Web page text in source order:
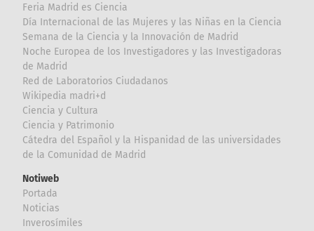
Feria Madrid es Ciencia
Día Internacional de las Mujeres y las Niñas en la Ciencia
Semana de la Ciencia y la Innovación de Madrid
Noche Europea de los Investigadores y las Investigadoras
de Madrid
Red de Laboratorios Ciudadanos
Wikipedia madri+d
Ciencia y Cultura
Ciencia y Patrimonio
Cátedra del Español y la Hispanidad de las universidades
de la Comunidad de Madrid
Notiweb
Portada
Noticias
Inverosímiles